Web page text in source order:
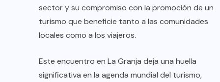
sector y su compromiso con la promoción de un
turismo que beneficie tanto a las comunidades
locales como a los viajeros.
Este encuentro en La Granja deja una huella
significativa en la agenda mundial del turismo,